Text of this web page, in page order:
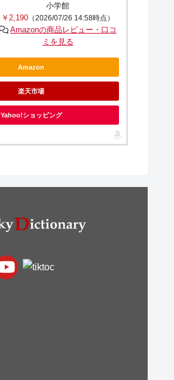
小学館
￥2,190 （2026/07/26 14:58時点）
Amazonの商品レビュー・口コ
ミを見る
Amazon
楽天市場
Yahoo!ショッピング